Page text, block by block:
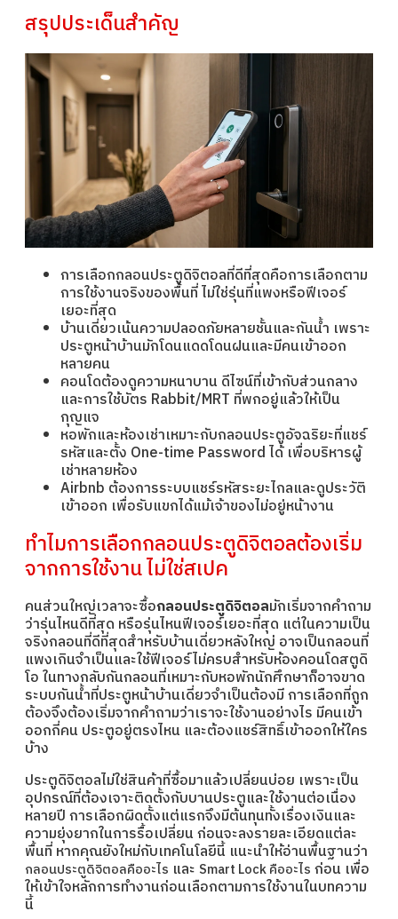
สรุปประเด็นสำคัญ
การเลือกกลอนประตูดิจิตอลที่ดีที่สุดคือการเลือกตาม
การใช้งานจริงของพื้นที่ ไม่ใช่รุ่นที่แพงหรือฟีเจอร์
เยอะที่สุด
บ้านเดี่ยวเน้นความปลอดภัยหลายชั้นและกันน้ำ เพราะ
ประตูหน้าบ้านมักโดนแดดโดนฝนและมีคนเข้าออก
หลายคน
คอนโดต้องดูความหนาบาน ดีไซน์ที่เข้ากับส่วนกลาง
และการใช้บัตร Rabbit/MRT ที่พกอยู่แล้วให้เป็น
กุญแจ
หอพักและห้องเช่าเหมาะกับกลอนประตูอัจฉริยะที่แชร์
รหัสและตั้ง One-time Password ได้ เพื่อบริหารผู้
เช่าหลายห้อง
Airbnb ต้องการระบบแชร์รหัสระยะไกลและดูประวัติ
เข้าออก เพื่อรับแขกได้แม้เจ้าของไม่อยู่หน้างาน
ทำไมการเลือกกลอนประตูดิจิตอลต้องเริ่ม
จากการใช้งาน ไม่ใช่สเปค
คนส่วนใหญ่เวลาจะซื้อกลอนประตูดิจิตอลมักเริ่มจากคำถาม
ว่ารุ่นไหนดีที่สุด หรือรุ่นไหนฟีเจอร์เยอะที่สุด แต่ในความเป็น
จริงกลอนที่ดีที่สุดสำหรับบ้านเดี่ยวหลังใหญ่ อาจเป็นกลอนที่
แพงเกินจำเป็นและใช้ฟีเจอร์ไม่ครบสำหรับห้องคอนโดสตูดิ
โอ ในทางกลับกันกลอนที่เหมาะกับหอพักนักศึกษาก็อาจขาด
ระบบกันน้ำที่ประตูหน้าบ้านเดี่ยวจำเป็นต้องมี การเลือกที่ถูก
ต้องจึงต้องเริ่มจากคำถามว่าเราจะใช้งานอย่างไร มีคนเข้า
ออกกี่คน ประตูอยู่ตรงไหน และต้องแชร์สิทธิ์เข้าออกให้ใคร
บ้าง
ประตูดิจิตอลไม่ใช่สินค้าที่ซื้อมาแล้วเปลี่ยนบ่อย เพราะเป็น
อุปกรณ์ที่ต้องเจาะติดตั้งกับบานประตูและใช้งานต่อเนื่อง
หลายปี การเลือกผิดตั้งแต่แรกจึงมีต้นทุนทั้งเรื่องเงินและ
ความยุ่งยากในการรื้อเปลี่ยน ก่อนจะลงรายละเอียดแต่ละ
พื้นที่ หากคุณยังใหม่กับเทคโนโลยีนี้ แนะนำให้อ่านพื้นฐานว่า
กลอนประตูดิจิตอลคืออะไร และ Smart Lock คืออะไร ก่อน เพื่อ
ให้เข้าใจหลักการทำงานก่อนเลือกตามการใช้งานในบทความ
นี้